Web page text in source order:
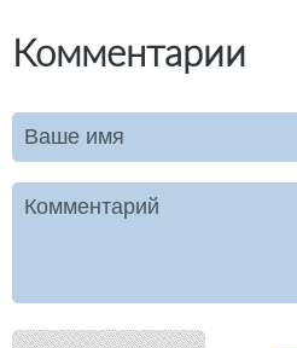
Комментарии
Ваше имя
Комментарий